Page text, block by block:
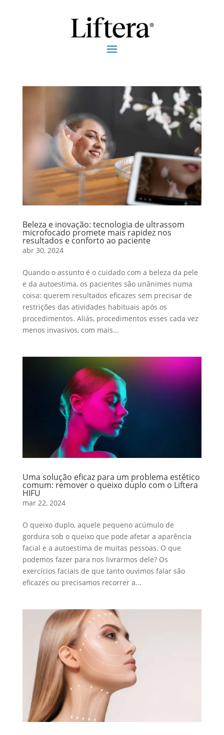
Beleza e inovação: tecnologia de ultrassom
microfocado promete mais rapidez nos
resultados e conforto ao paciente
abr 30, 2024
Quando o assunto é o cuidado com a beleza da pele
e da autoestima, os pacientes são unânimes numa
coisa: querem resultados eficazes sem precisar de
restrições das atividades habituais após os
procedimentos. Aliás, procedimentos esses cada vez
menos invasivos, com mais...
Uma solução eficaz para um problema estético
comum: remover o queixo duplo com o Liftera
HIFU
mar 22, 2024
O queixo duplo, aquele pequeno acúmulo de
gordura sob o queixo que pode afetar a aparência
facial e a autoestima de muitas pessoas. O que
podemos fazer para nos livrarmos dele? Os
exercícios faciais de que tanto ouvimos falar são
eficazes ou precisamos recorrer a...